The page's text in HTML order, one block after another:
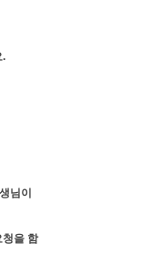
.
님이
청을 함